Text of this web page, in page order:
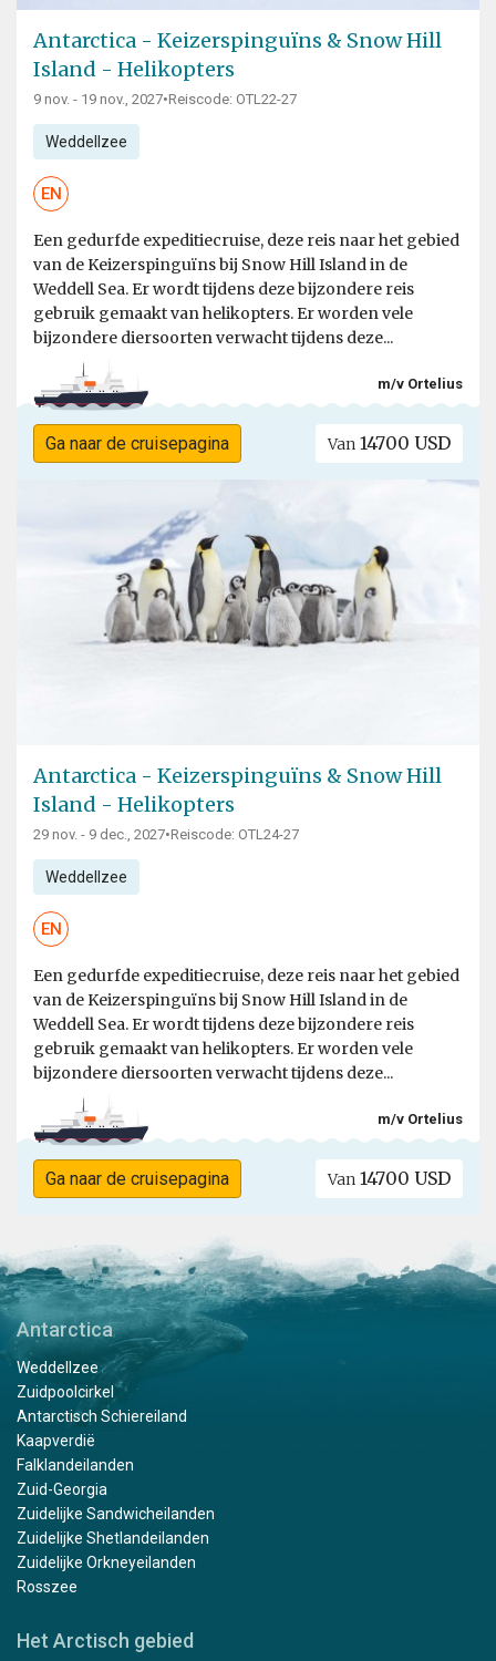
Antarctica - Keizerspinguïns & Snow Hill
Island - Helikopters
9 nov. - 19 nov., 2027•Reiscode: OTL22-27
Weddellzee
EN
Een gedurfde expeditiecruise, deze reis naar het gebied
van de Keizerspinguïns bij Snow Hill Island in de
Weddell Sea. Er wordt tijdens deze bijzondere reis
gebruik gemaakt van helikopters. Er worden vele
bijzondere diersoorten verwacht tijdens deze...
m/v Ortelius
Ga naar de cruisepagina Van 14700 USD
Antarctica - Keizerspinguïns & Snow Hill
Island - Helikopters
29 nov. - 9 dec., 2027•Reiscode: OTL24-27
Weddellzee
EN
Een gedurfde expeditiecruise, deze reis naar het gebied
van de Keizerspinguïns bij Snow Hill Island in de
Weddell Sea. Er wordt tijdens deze bijzondere reis
gebruik gemaakt van helikopters. Er worden vele
bijzondere diersoorten verwacht tijdens deze...
m/v Ortelius
Ga naar de cruisepagina Van 14700 USD
Antarctica
Weddellzee
Zuidpoolcirkel
Antarctisch Schiereiland
Kaapverdië
Falklandeilanden
Zuid-Georgia
Zuidelijke Sandwicheilanden
Zuidelijke Shetlandeilanden
Zuidelijke Orkneyeilanden
Rosszee
Het Arctisch gebied